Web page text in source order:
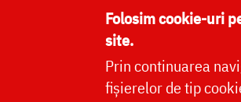
Folosim cookie-uri
site.
Prin continuarea
fișierelor de tip